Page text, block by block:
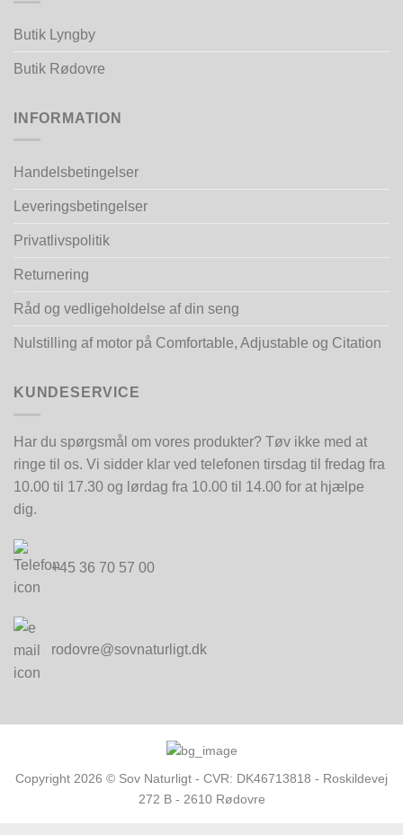
Butik Lyngby
Butik Rødovre
INFORMATION
Handelsbetingelser
Leveringsbetingelser
Privatlivspolitik
Returnering
Råd og vedligeholdelse af din seng
Nulstilling af motor på Comfortable, Adjustable og Citation
KUNDESERVICE
Har du spørgsmål om vores produkter? Tøv ikke med at
ringe til os. Vi sidder klar ved telefonen tirsdag til fredag fra
10.00 til 17.30 og lørdag fra 10.00 til 14.00 for at hjælpe
dig.
+45 36 70 57 00
rodovre@sovnaturligt.dk
Copyright 2026 © Sov Naturligt - CVR: DK46713818 - Roskildevej
272 B - 2610 Rødovre